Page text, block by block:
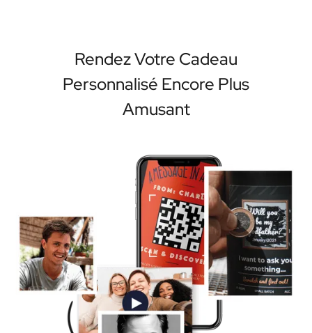
Rendez Votre Cadeau
Personnalisé Encore Plus
Amusant